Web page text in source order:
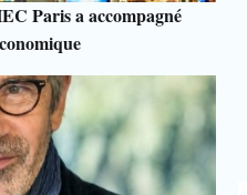
Paris a accompagné